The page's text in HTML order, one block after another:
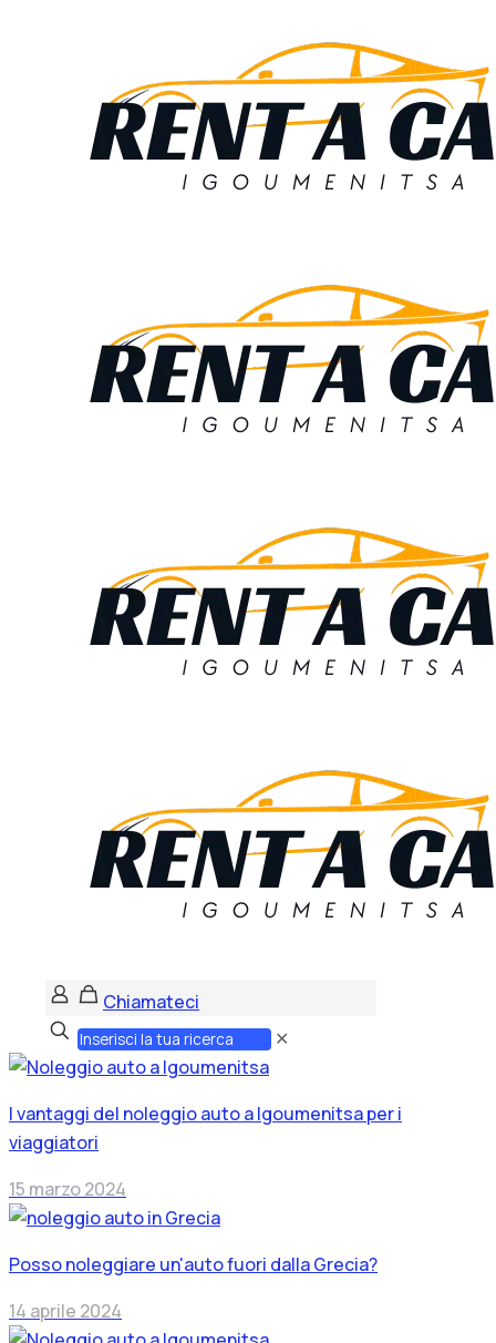
Chiamateci
✕
I vantaggi del noleggio auto a Igoumenitsa per i
viaggiatori
15 marzo 2024
Posso noleggiare un'auto fuori dalla Grecia?
14 aprile 2024